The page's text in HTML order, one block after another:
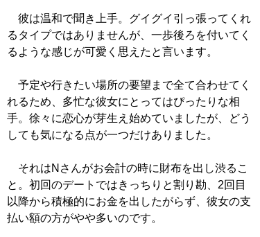
彼は温和で聞き上手。グイグイ引っ張ってくれ
るタイプではありませんが、一歩後ろを付いてく
るような感じが可愛く思えたと言います。
予定や行きたい場所の要望まで全て合わせてく
れるため、多忙な彼女にとってはぴったりな相
手。徐々に恋心が芽生え始めていましたが、どう
しても気になる点が一つだけありました。
それはNさんがお会計の時に財布を出し渋るこ
と。初回のデートではきっちりと割り勘、2回目
以降から積極的にお金を出したがらず、彼女の支
払い額の方がやや多いのです。